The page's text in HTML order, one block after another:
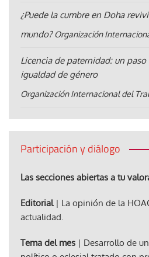
¿Puede la cumbre en Doha
mundo? Organización
Licencia de paternidad: un
igualdad de género
Organización Internacional del
Participación y diálogo
Las secciones abiertas a tu
Editorial| La opinión de la
actualidad.
Tema del mes | Desarrollo de